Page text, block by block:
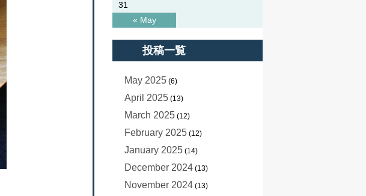
« May
31
投稿一覧
May 2025 (6)
April 2025 (13)
March 2025 (12)
February 2025 (12)
January 2025 (14)
December 2024 (13)
November 2024 (13)